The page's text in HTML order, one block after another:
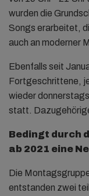
wurden die
Songs erarbeitet,
auch an moderner
Ebenfalls seit
Fortgeschrittene,
wieder
statt.
Bedingt durch
ab 2021 eine
Die
entstanden zwei